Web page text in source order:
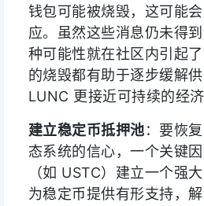
钱包可能被烧毁，这可能
应。虽然这些消息仍未得
种可能性就在社区内引起
的烧毁都有助于逐步缓解
LUNC 更接近可持续的经济
建立稳定币抵押池：要恢
态系统的信心，一个关键
（如 USTC）建立一个强
为稳定币提供有形支持，